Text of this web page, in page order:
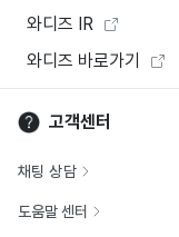
와디즈 IR
와디즈 바로가기
고객센터
채팅 상담
도움말 센터